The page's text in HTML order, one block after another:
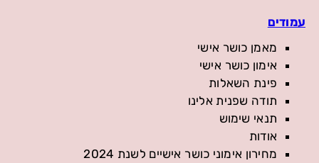
עמודים
מאמן כושר אישי
אימון כושר אישי
פינת השאלות
תודה שפנית אלינו
תנאי שימוש
אודות
מחירון אימוני כושר אישיים לשנת 2024